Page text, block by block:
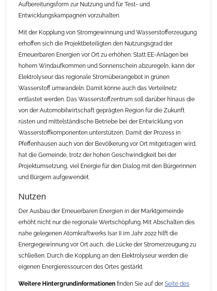
Aufbereitungsform zur Nutzung und für Test- und
Entwicklungskampagnen vorzuhalten.
Mit der Kopplung von Stromgewinnung und Wasserstofferzeugung
erhoffen sich die Projektbeteiligten den Nutzungsgrad der
Erneuerbaren Energien vor Ort zu erhöhen. Statt EE-Anlagen bei
hohem Windaufkommen und Sonnenschein abzuregeln, kann der
Elektrolyseur das regionale Stromüberangebot in grünen
Wasserstoff umwandeln. Damit könne auch das Verteilnetz
entlastet werden. Das Wasserstoffzentrum soll darüber hinaus die
von der Automobilwirtschaft geprägten Region für die Zukunft
rüsten und mittelständische Betriebe bei der Entwicklung von
Wasserstoffkomponenten unterstützen. Damit der Prozess in
Pfeffenhausen auch von der Bevölkerung vor Ort mitgetragen wird,
hat die Gemeinde, trotz der hohen Geschwindigkeit bei der
Projektumsetzung, viel Energie für den Dialog mit den Bürgerinnen
und Bürgern aufgewendet.
Nutzen
Der Ausbau der Erneuerbaren Energien in der Marktgemeinde
erhöht nicht nur die regionale Wertschöpfung. Mit Abschalten des
nahe gelegenen Atomkraftwerks Isar II im Jahr 2022 hilft die
Energiegewinnung vor Ort auch, die Lücke der Stromerzeugung zu
schließen. Durch die Kopplung an den Elektrolyseur werden die
eigenen Energieressourcen des Ortes gestärkt.
Weitere Hintergrundinformationen finden Sie auf derSeite des